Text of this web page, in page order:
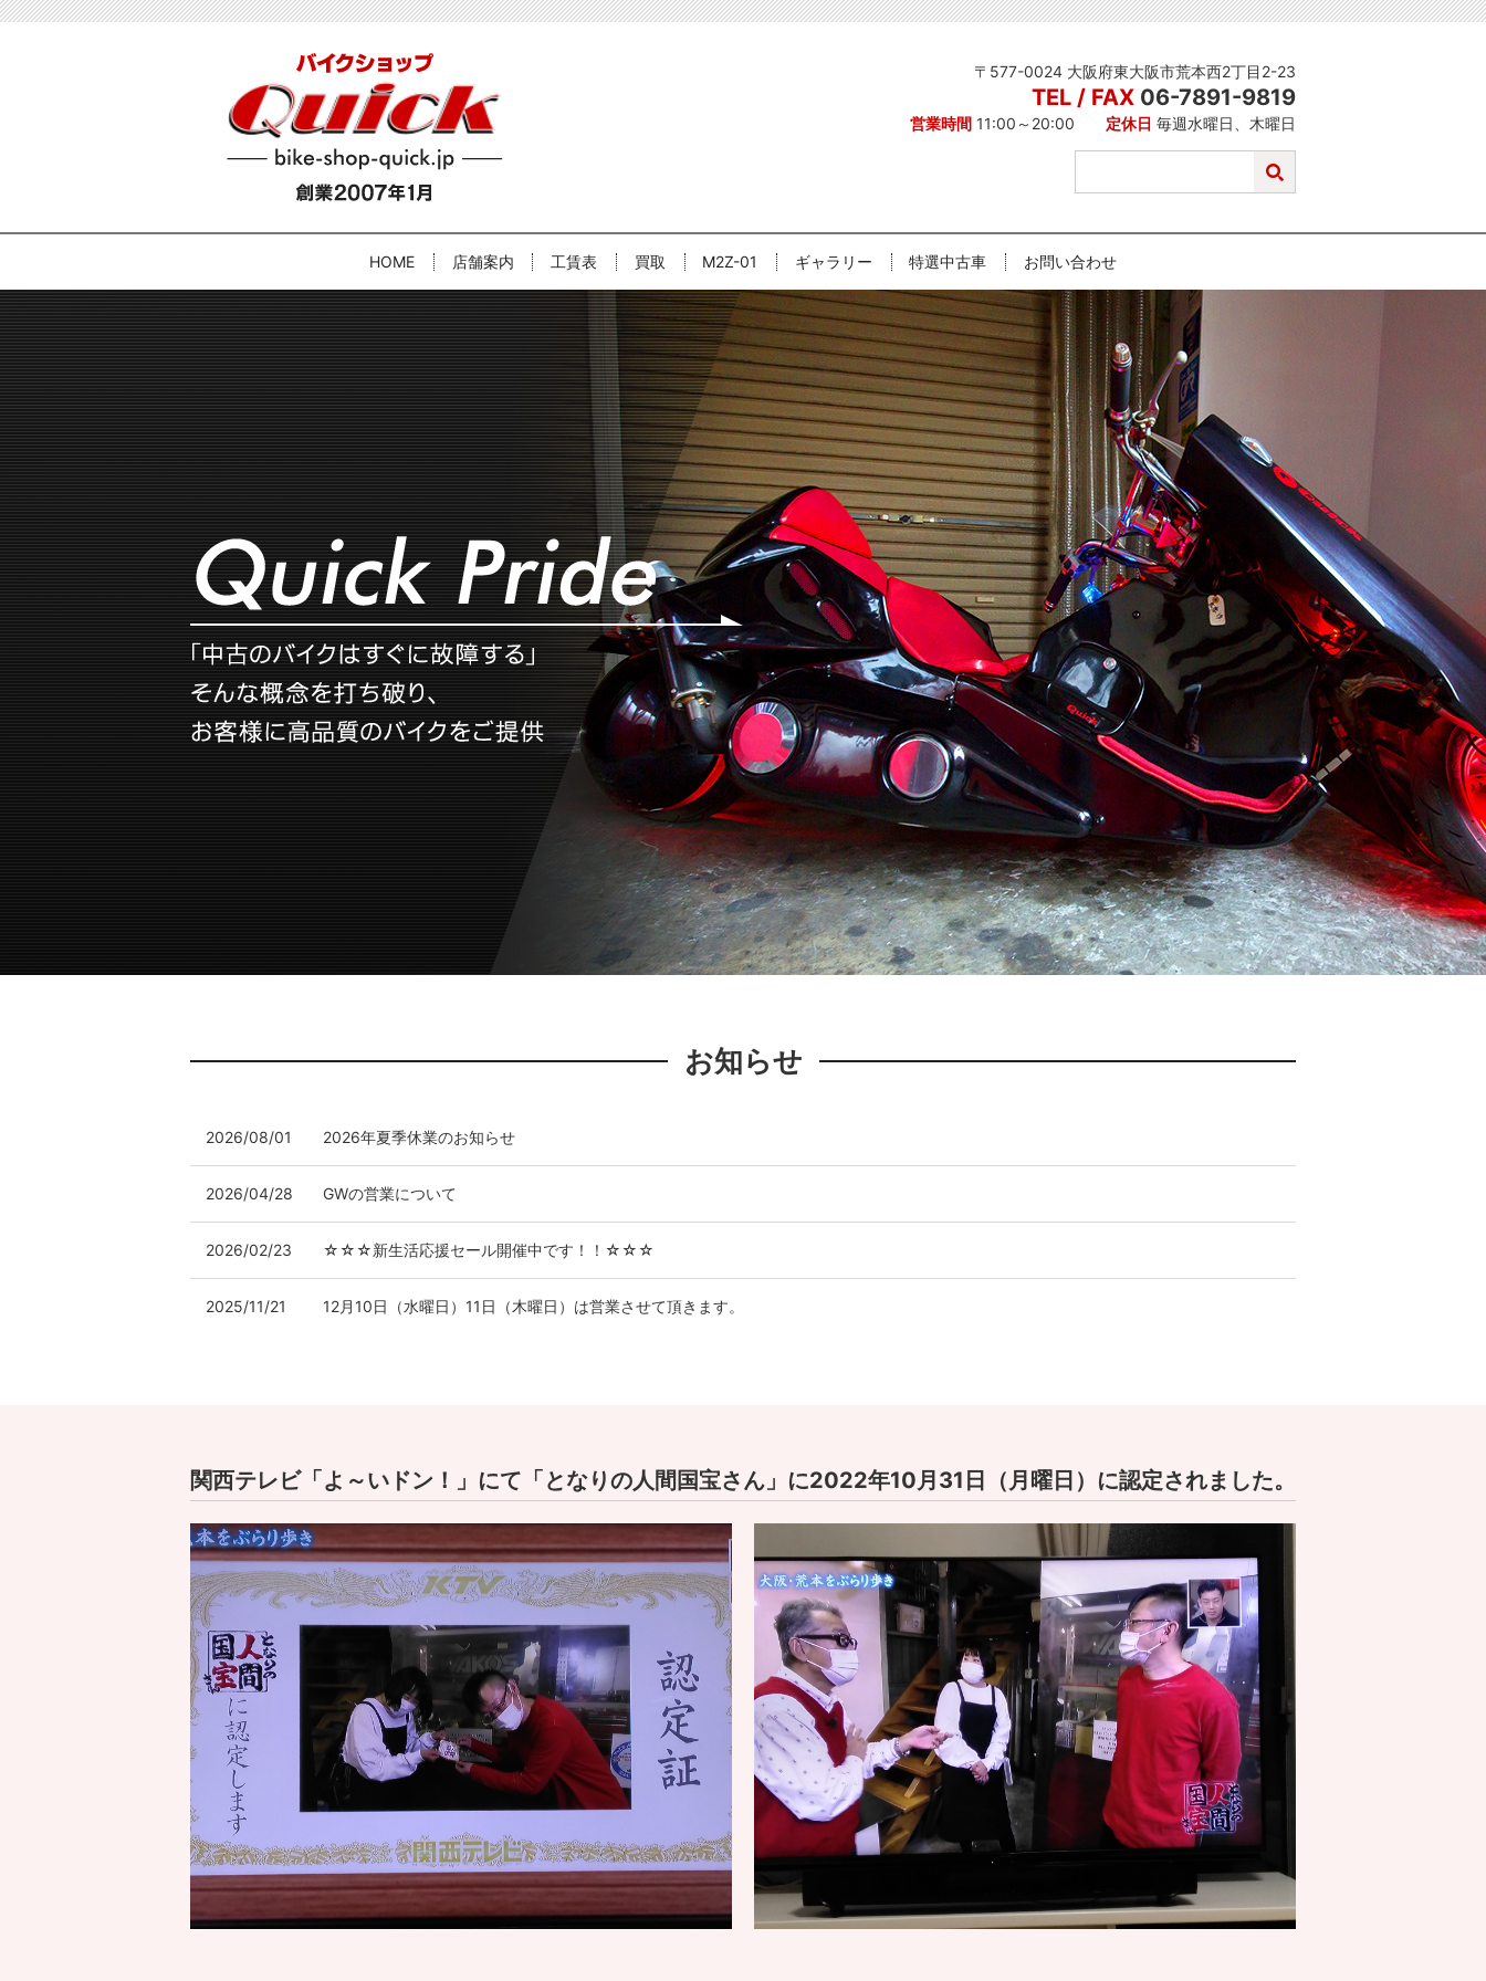
〒577-0024 大阪府東大阪市荒本西2丁目2-23
TEL / FAX 06-7891-9819
営業時間 11:00～20:00 定休日 毎週水曜日、木曜日
HOME 店舗案内 工賃表 買取 M2Z-01 ギャラリー 特選中古車 お問い合わせ
お知らせ
2026/08/01 2026年夏季休業のお知らせ
2026/04/28 GWの営業について
2026/02/23 ☆☆☆新生活応援セール開催中です！！☆☆☆
2025/11/21 12月10日（水曜日）11日（木曜日）は営業させて頂きます。
2025/04/22 GWの営業について
2024/12/08 年末年始の営業について
2024/07/19 2024年8月14日（水曜日）～8月22日（木曜日）まで夏季休業させて頂きます。
2024/04/07 GWの営業について
関西テレビ「よ～いドン！」にて「となりの人間国宝さん」に2022年10月31日（月曜日）に認定されました。